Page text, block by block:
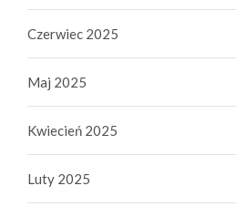
Czerwiec 2025
Maj 2025
Kwiecień 2025
Luty 2025